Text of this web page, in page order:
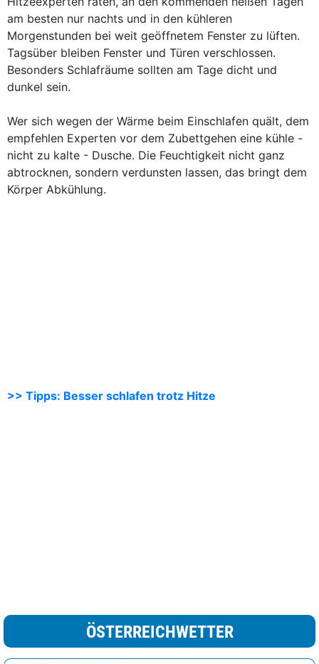
am besten nur nachts und in den kühleren
Morgenstunden bei weit geöffnetem Fenster zu lüften.
Tagsüber bleiben Fenster und Türen verschlossen.
Besonders Schlafräume sollten am Tage dicht und
dunkel sein.
Wer sich wegen der Wärme beim Einschlafen quält, dem
empfehlen Experten vor dem Zubettgehen eine kühle -
nicht zu kalte - Dusche. Die Feuchtigkeit nicht ganz
abtrocknen, sondern verdunsten lassen, das bringt dem
Körper Abkühlung.
>> Tipps: Besser schlafen trotz Hitze
ÖSTERREICHWETTER